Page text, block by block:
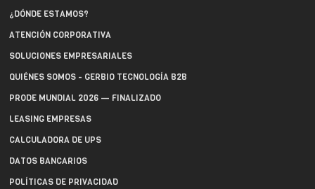
¿DÓNDE ESTAMOS?
ATENCIÓN CORPORATIVA
SOLUCIONES EMPRESARIALES
QUIÉNES SOMOS - GERBIO TECNOLOGÍA B2B
PRODE MUNDIAL 2026 — FINALIZADO
LEASING EMPRESAS
CALCULADORA DE UPS
DATOS BANCARIOS
POLÍTICAS DE PRIVACIDAD